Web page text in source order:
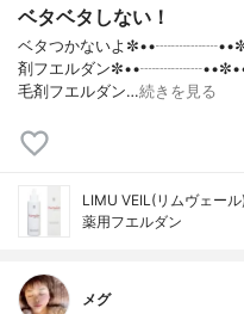
ベタベタしない！
ベタつかないよ
剤フエルダン
毛剤フエルダン…続きを見る
LIMU VEIL(リムヴェール)
薬用フエルダン
メグ